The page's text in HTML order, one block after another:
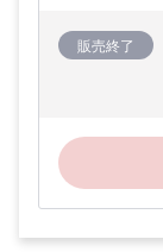
販売終了